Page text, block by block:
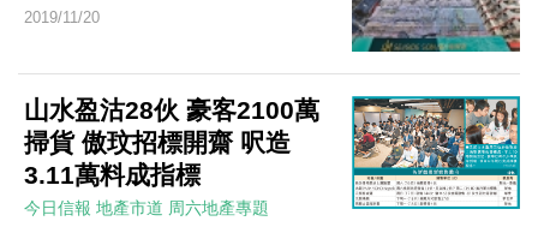
2019/11/20
山水盈沽28伙 豪客2100萬
掃貨 傲玟招標開齋 呎造
3.11萬料成指標
今日信報 地產市道 周六地產專題